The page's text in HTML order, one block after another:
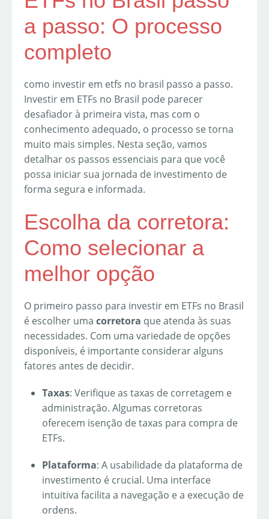
a passo: O processo
completo
como investir em etfs no brasil passo a passo.
Investir em ETFs no Brasil pode parecer
desafiador à primeira vista, mas com o
conhecimento adequado, o processo se torna
muito mais simples. Nesta seção, vamos
detalhar os passos essenciais para que você
possa iniciar sua jornada de investimento de
forma segura e informada.
Escolha da corretora:
Como selecionar a
melhor opção
O primeiro passo para investir em ETFs no Brasil
é escolher uma corretora que atenda às suas
necessidades. Com uma variedade de opções
disponíveis, é importante considerar alguns
fatores antes de decidir.
Taxas: Verifique as taxas de corretagem e
administração. Algumas corretoras
oferecem isenção de taxas para compra de
ETFs.
Plataforma: A usabilidade da plataforma de
investimento é crucial. Uma interface
intuitiva facilita a navegação e a execução de
ordens.